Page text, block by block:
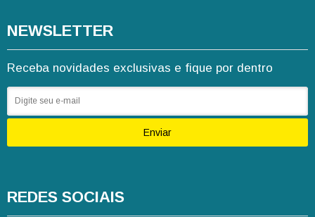
NEWSLETTER
Receba novidades exclusivas e fique por dentro
Enviar
REDES SOCIAIS